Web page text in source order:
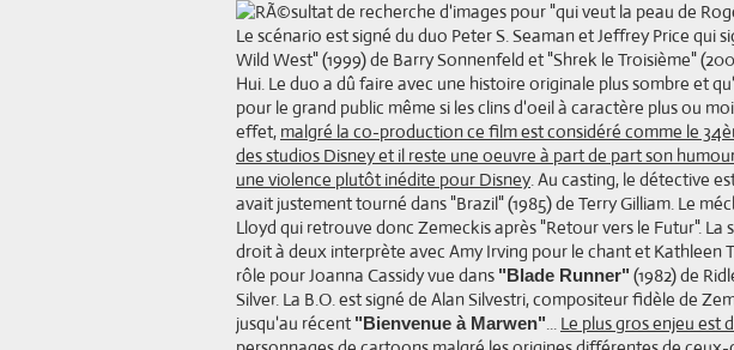
Le scénario est signé du duo Peter S. Seaman et Jeffrey Price qui
Wild West" (1999) de Barry Sonnenfeld et "Shrek le Troisième"
Hui. Le duo a dû faire avec une histoire originale plus sombre et
pour le grand public même si les clins d'oeil à caractère plus ou
effet, malgré la co-production ce film est considéré comme le
des studios Disney et il reste une oeuvre à part de part son
une violence plutôt inédite pour Disney. Au casting, le détective
avait justement tourné dans "Brazil" (1985) de Terry Gilliam. Le
Lloyd qui retrouve donc Zemeckis après "Retour vers le Futur". La
droit à deux interprète avec Amy Irving pour le chant et Kathleen
rôle pour Joanna Cassidy vue dans "Blade Runner" (1982) de
Silver. La B.O. est signé de Alan Silvestri, compositeur fidèle de
jusqu'au récent "Bienvenue à Marwen"... Le plus gros enjeu est